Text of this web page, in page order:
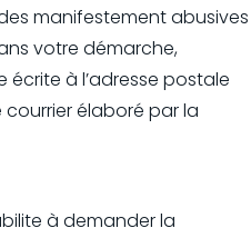
manifestement abusives
votre démarche,
écrite à l’adresse postale
élaboré par la
à demander la